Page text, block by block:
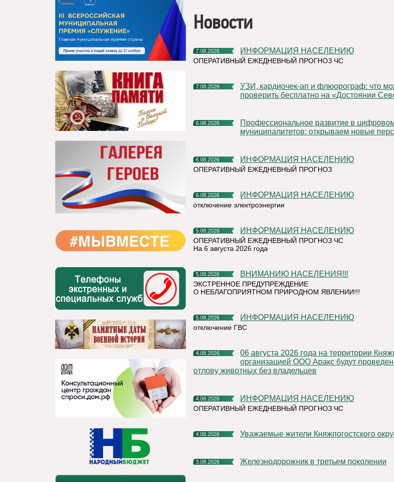
Новости
7.08.2026 ИНФОРМАЦИЯ НАСЕЛЕНИЮ
ОПЕРАТИВНЫЙ ЕЖЕДНЕВНЫЙ ПРОГНОЗ ЧС
7.08.2026
УЗИ, кардиочек-ап и флюорограф: что можно успеть
проверить бесплатно на «Достоянии
6.08.2026
Профессиональное развитие в цифровом университете
муниципалитетов: открываем новые
6.08.2026 ИНФОРМАЦИЯ НАСЕЛЕНИЮ
ОПЕРАТИВНЫЙ ЕЖЕДНЕВНЫЙ ПРОГНОЗ
6.08.2026 ИНФОРМАЦИЯ НАСЕЛЕНИЮ
отключение электроэнергии
5.08.2026 ИНФОРМАЦИЯ НАСЕЛЕНИЮ
ОПЕРАТИВНЫЙ ЕЖЕДНЕВНЫЙ ПРОГНОЗ ЧС
На 6 августа 2026 года
5.08.2026 ВНИМАНИЮ НАСЕЛЕНИЯ!!!
ЭКСТРЕННОЕ ПРЕДУПРЕЖДЕНИЕ
О НЕБЛАГОПРИЯТНОМ ПРИРОДНОМ ЯВЛЕНИИ!!!
5.08.2026 ИНФОРМАЦИЯ НАСЕЛЕНИЮ
отключение ГВС
4.08.2026
06 августа 2026 года на территории Княжпогостского района,
организацией ООО Аракс будут
отлову животных без владельцев
4.08.2026 ИНФОРМАЦИЯ НАСЕЛЕНИЮ
ОПЕРАТИВНЫЙ ЕЖЕДНЕВНЫЙ ПРОГНОЗ ЧС
4.08.2026 Уважаемые жители Княжпогостского
3.08.2026 Железнодорожник в третьем поколении